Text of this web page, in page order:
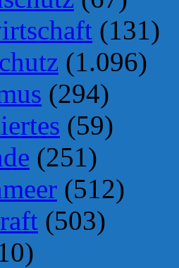
(131)
(1.096)
(294)
(59)
(251)
(512)
(503)